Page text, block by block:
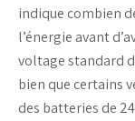
indique combien
l’énergie avant
voltagestandard
bien que certains
des batteries de